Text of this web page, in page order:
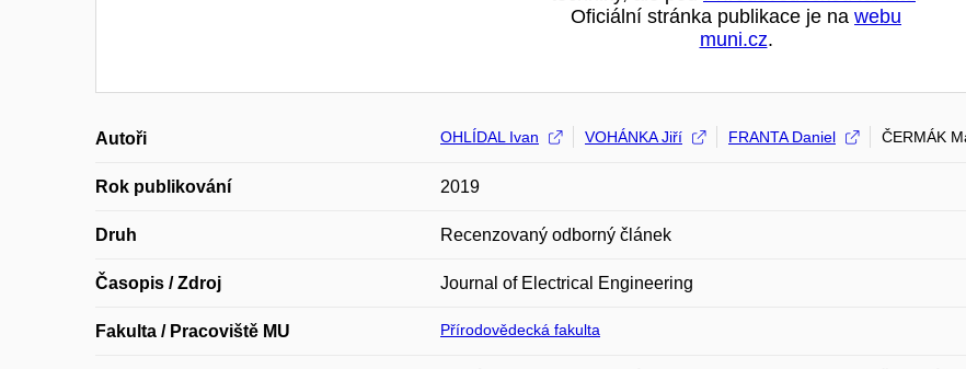
Oficiální stránka publikace je na webu
muni.cz.
Autoři OHLÍDAL Ivan VOHÁNKA Jiří FRANTA Daniel ČERMÁK
Rok publikování 2019
Druh Recenzovaný odborný článek
Časopis / Zdroj Journal of Electrical Engineering
Fakulta / Pracoviště MU Přírodovědecká fakulta